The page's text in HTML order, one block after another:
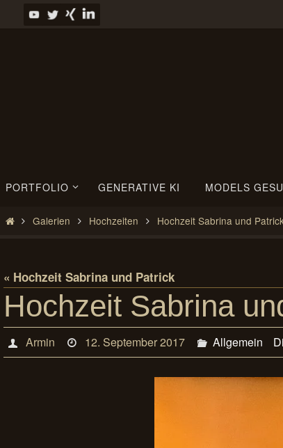
Inhalt
PORTFOLIO GENERATIVE KI MODELS
StartGalerien Hochzeiten Hochzeit Sabrina und
« Hochzeit Sabrina und Patrick
Hochzeit Sabrina
Armin 12. September 2017 Allgemein